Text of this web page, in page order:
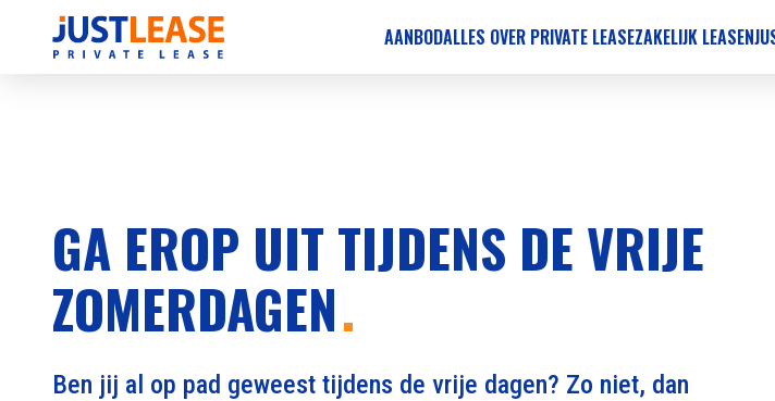
AANBODALLES OVER PRIVATE LEASEZAKELIJK LEASEN
GA EROP UIT TIJDENS DE VRIJE
ZOMERDAGEN
Ben jij al op pad geweest tijdens de vrije dagen? Zo niet, dan